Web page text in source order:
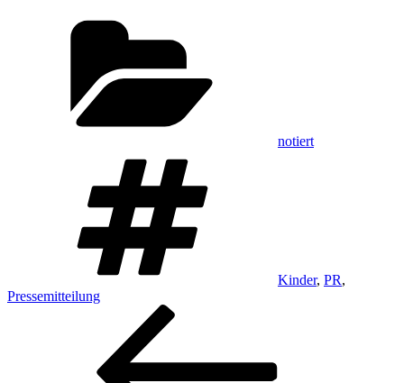
notiert
Kinder, PR,
Pressemitteilung
Beitragsnavigation